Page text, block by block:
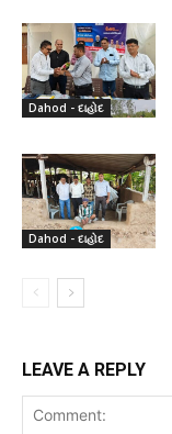
Dahod - દાહોદ
Dahod - દાહોદ
LEAVE A REPLY